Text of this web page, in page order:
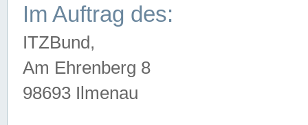
Im Auftrag des:
ITZBund,
Am Ehrenberg 8
98693 Ilmenau